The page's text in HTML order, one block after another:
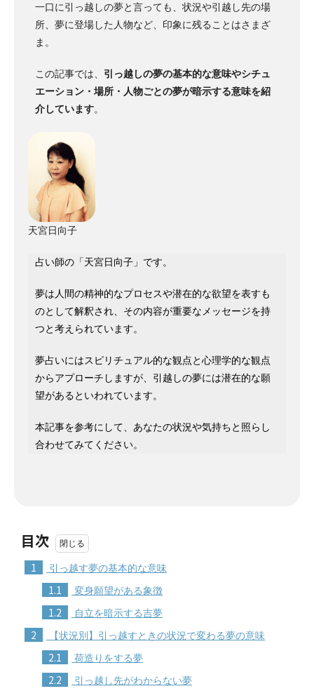
一口に引っ越しの夢と言っても、状況や引越し先の場
所、夢に登場した人物など、印象に残ることはさまざ
ま。
この記事では、 引っ越しの夢の基本的な意味やシチュ
エーション・場所・人物ごとの夢が暗示する意味を紹
介しています。
天宮日向子
占い師の「天宮日向子」です。
夢は人間の精神的なプロセスや潜在的な欲望を表すも
のとして解釈され、その内容が重要なメッセージを持
つと考えられています。
夢占いにはスピリチュアル的な観点と心理学的な観点
からアプローチしますが、引越しの夢には潜在的な願
望があるといわれています。
本記事を参考にして、あなたの状況や気持ちと照らし
合わせてみてください。
目次
1 引っ越す夢の基本的な意味
1.1 変身願望がある象徴
1.2 自立を暗示する吉夢
2 【状況別】引っ越すときの状況で変わる夢の意味
2.1 荷造りをする夢
2.2 引っ越し先がわからない夢